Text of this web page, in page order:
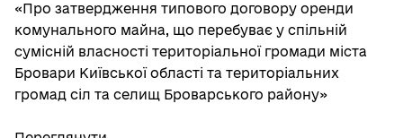
«Про затвердження типового договору оренди
комунального майна, що перебуває у спільній
сумісній власності територіальної громади міста
Бровари Київської області та територіальних
громад сіл та селищ Броварського району»